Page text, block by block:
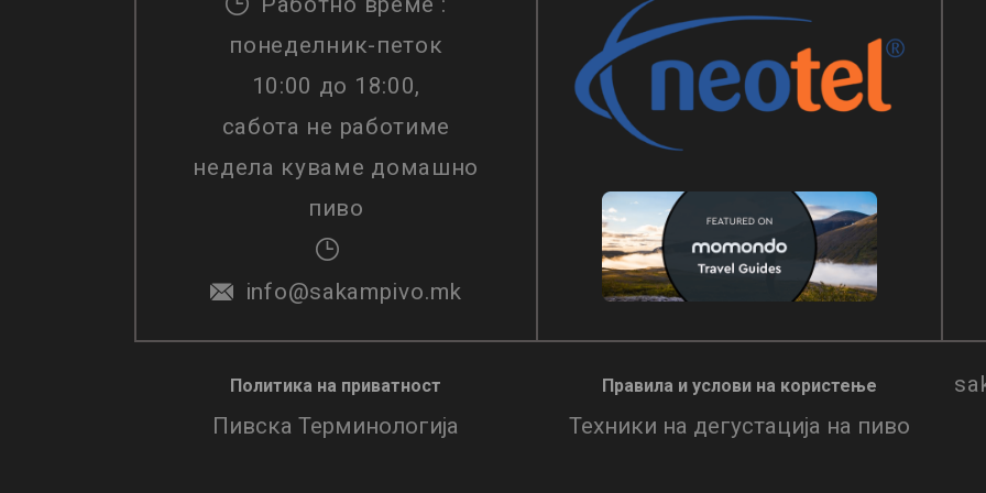
понеделник-петок
10:00 до 18:00,
сабота не работиме
недела куваме домашно
пиво
info@sakampivo.mk
Политика на приватност
Пивска Терминологија
Правила и услови нa користење
Техники на дегустација на пиво